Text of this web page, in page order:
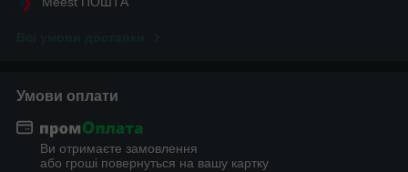
Умови оплати
Ви отримаєте замовлення
або гроші повернуться на вашу картку